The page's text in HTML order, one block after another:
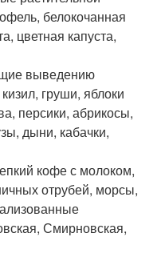
белокочанная
цветная капуста,
выведению
груши, яблоки
персики, абрикосы,
дыни, кабачки,
кофе с молоком,
отрубей, морсы,
Смирновская,